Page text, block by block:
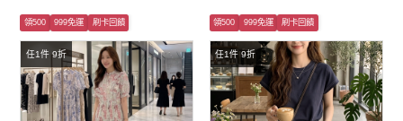
任1件 9折
領500 999免運 刷卡回饋
任1件 9折
領500 999免運 刷卡回饋